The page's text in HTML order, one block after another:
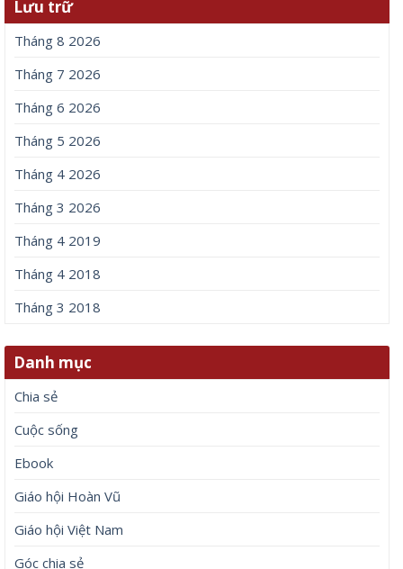
Lưu trữ
Tháng 8 2026
Tháng 7 2026
Tháng 6 2026
Tháng 5 2026
Tháng 4 2026
Tháng 3 2026
Tháng 4 2019
Tháng 4 2018
Tháng 3 2018
Danh mục
Chia sẻ
Cuộc sống
Ebook
Giáo hội Hoàn Vũ
Giáo hội Việt Nam
Góc chia sẻ